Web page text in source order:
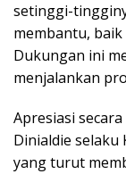
setinggi-
membantu,
Dukungan ini
menjalankan
Apresiasi
Dinialdie selaku
yang turut